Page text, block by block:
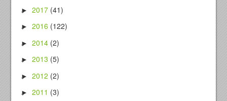
►2017 (41)
►2016 (122)
►2014 (2)
►2013 (5)
►2012 (2)
►2011 (3)